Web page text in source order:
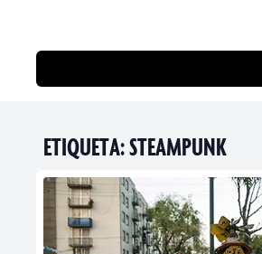
ETIQUETA:STEAMPUNK